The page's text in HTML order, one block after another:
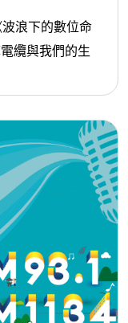
浪下的數位命
纜與我們的生